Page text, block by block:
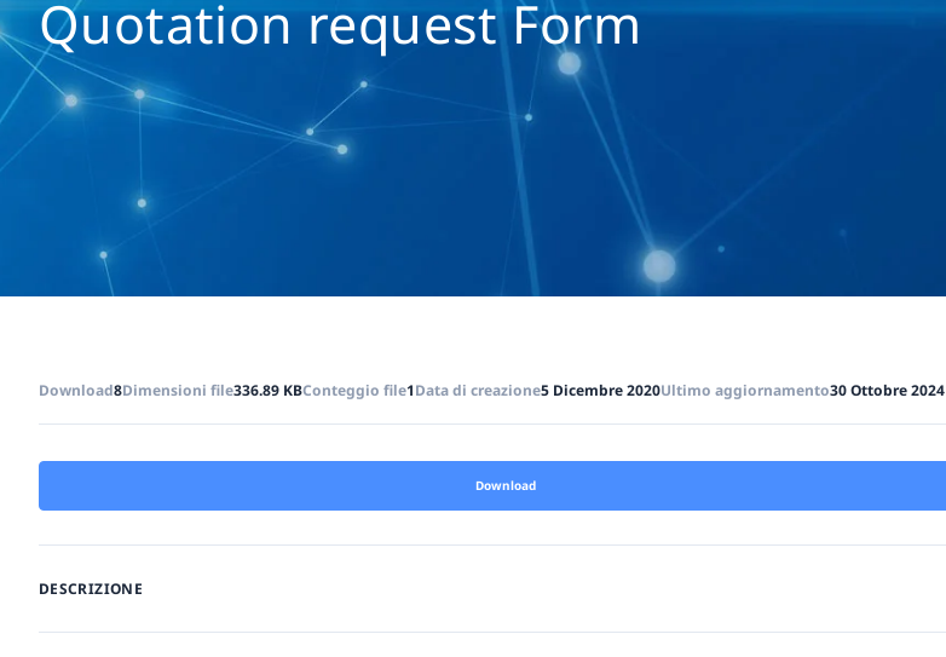
Quotation request Form
Download8Dimensioni file336.89 KBConteggio file1Data di creazione5 Dicembre 2020Ultimo aggiornamento30 Ottobre 2024
Download
DESCRIZIONE